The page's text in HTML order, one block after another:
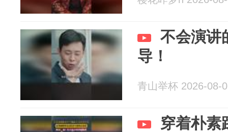
不会演讲
导！
青山举杯 2026-08-
穿着朴素